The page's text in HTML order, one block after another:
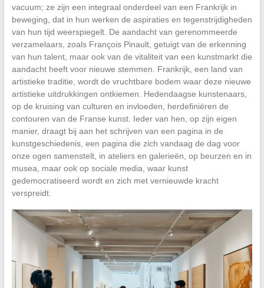
vacuum; ze zijn een integraal onderdeel van een Frankrijk in
beweging, dat in hun werken de aspiraties en tegenstrijdigheden
van hun tijd weerspiegelt. De aandacht van gerenommeerde
verzamelaars, zoals François Pinault, getuigt van de erkenning
van hun talent, maar ook van de vitaliteit van een kunstmarkt die
aandacht heeft voor nieuwe stemmen. Frankrijk, een land van
artistieke traditie, wordt de vruchtbare bodem waar deze nieuwe
artistieke uitdrukkingen ontkiemen. Hedendaagse kunstenaars,
op de kruising van culturen en invloeden, herdefiniëren de
contouren van de Franse kunst. Ieder van hen, op zijn eigen
manier, draagt bij aan het schrijven van een pagina in de
kunstgeschiedenis, een pagina die zich vandaag de dag voor
onze ogen samenstelt, in ateliers en galerieën, op beurzen en in
musea, maar ook op sociale media, waar kunst
gedemocratiseerd wordt en zich met vernieuwde kracht
verspreidt.